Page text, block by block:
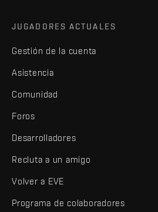
JUGADORES ACTUALES
Gestión de la cuenta
Asistencia
Comunidad
Foros
Desarrolladores
Recluta a un amigo
Volver a EVE
Programa de colaboradores